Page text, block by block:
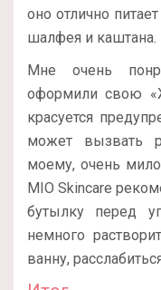
оно отлично
шалфея и каштана.
Мне очень
оформили свою
красуется
может вызвать
моему, очень
MIO Skincare
бутылку перед
немного
ванну,